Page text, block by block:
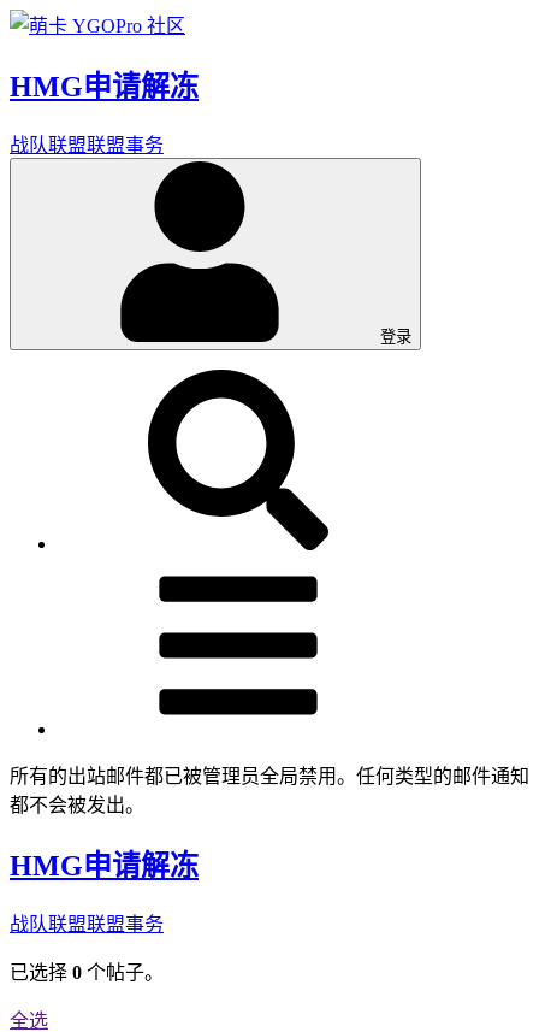
HMG申请解冻
战队联盟联盟事务
登录
所有的出站邮件都已被管理员全局禁用。任何类型的邮件通知
都不会被发出。
HMG申请解冻
战队联盟联盟事务
已选择 0 个帖子。
全选